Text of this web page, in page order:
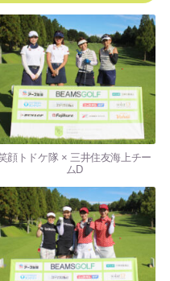
顔トドケ隊 × 三井住友海上チー
ムD